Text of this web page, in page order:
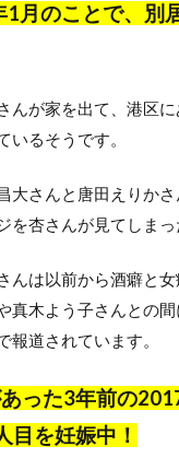
月のことで、別
んが家を出て、港区
いるそうです。
大さんと唐田えりか
を杏さんが見てしまっ
んは以前から酒癖と
真木よう子さんとの
報道されています。
った3年前の
目を妊娠中！